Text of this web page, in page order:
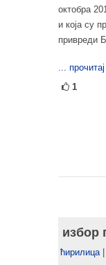
октобра
и која су
привреди
...
1
избор
ћирилица|